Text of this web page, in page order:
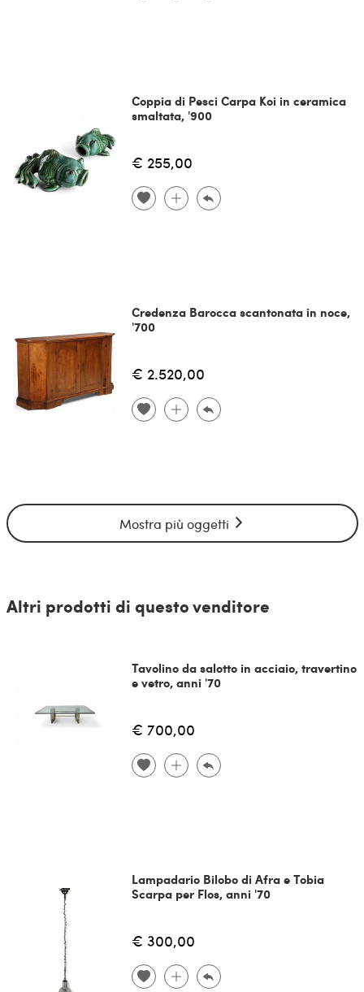
Coppia di Pesci Carpa Koi in ceramica
smaltata, '900
€ 255,00
Credenza Barocca scantonata in noce,
'700
€ 2.520,00
Mostra più oggetti
Altri prodotti di questo venditore
Tavolino da salotto in acciaio, travertino
e vetro, anni '70
€ 700,00
Lampadario Bilobo di Afra e Tobia
Scarpa per Flos, anni '70
€ 300,00